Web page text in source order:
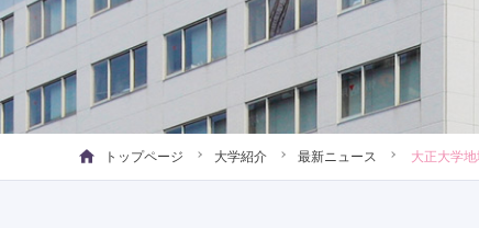
トップページ 大学紹介 最新ニュース 大正大学